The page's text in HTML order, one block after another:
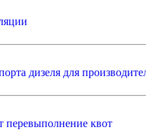
дизеля для
квот